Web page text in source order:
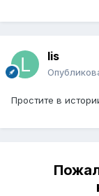
lis
Простите в